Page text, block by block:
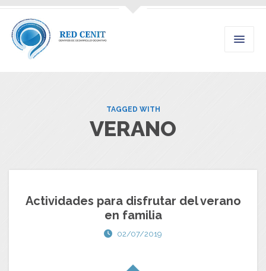
TAGGED WITH
VERANO
Actividades para disfrutar del verano
en familia
02/07/2019